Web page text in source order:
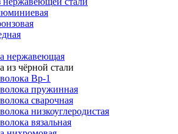
нержавеющая
из чёрной стали
Вр-1
пружинная
сварочная
низкоуглеродистая
вязальная